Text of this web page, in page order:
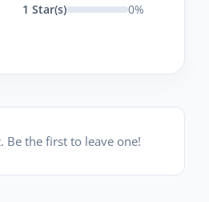
1 Star(s)
0%
Be the first to leave one!